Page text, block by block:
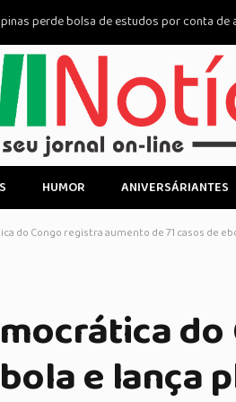
HUMOR ANIVERSÁRIANTES
do Congo registra aumento de 71 casos de
e lança